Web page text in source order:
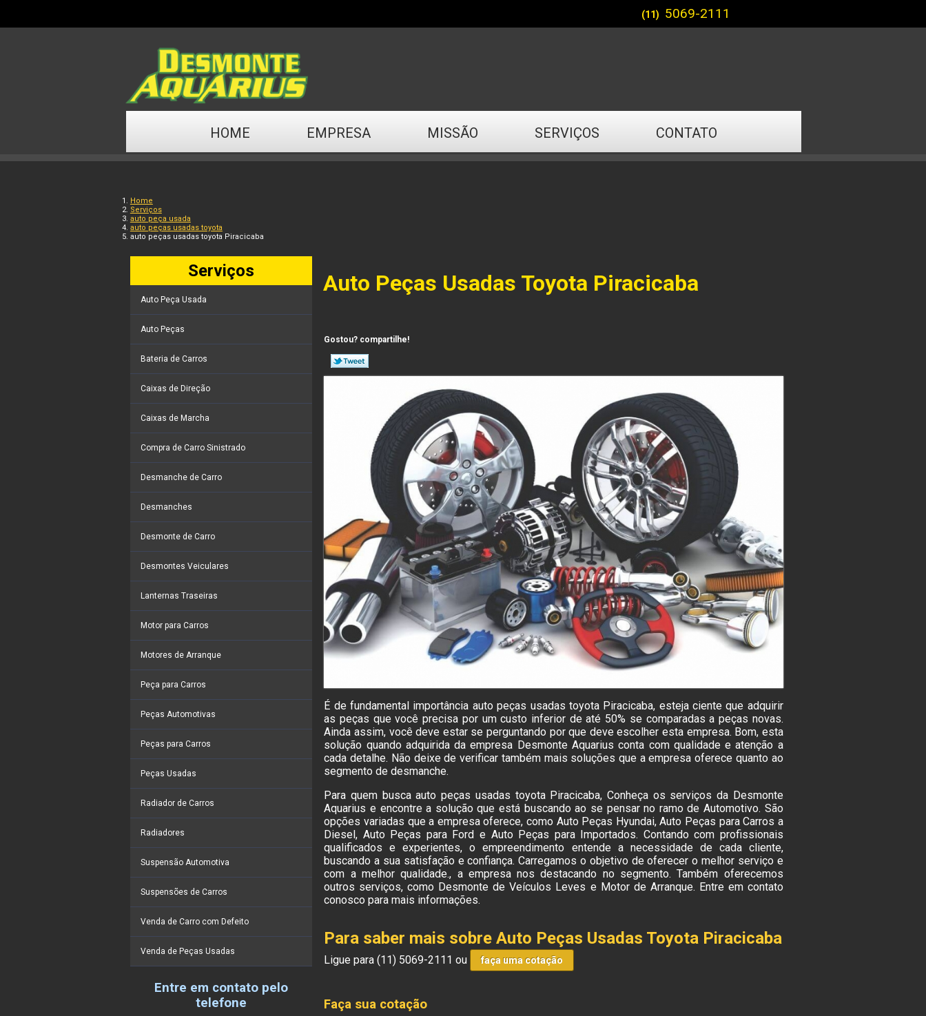
HOME EMPRESA MISSÃO SERVIÇOS CONTATO
(11) 5069-2111
Home
Serviços
auto peça usada
auto peças usadas toyota
auto peças usadas toyota Piracicaba
Serviços
Auto Peça Usada
Auto Peças
Bateria de Carros
Caixas de Direção
Caixas de Marcha
Compra de Carro Sinistrado
Desmanche de Carro
Desmanches
Desmonte de Carro
Desmontes Veiculares
Lanternas Traseiras
Motor para Carros
Motores de Arranque
Peça para Carros
Peças Automotivas
Peças para Carros
Peças Usadas
Radiador de Carros
Radiadores
Suspensão Automotiva
Suspensões de Carros
Venda de Carro com Defeito
Venda de Peças Usadas
Entre em contato pelo
telefone
Auto Peças Usadas Toyota Piracicaba
Gostou? compartilhe!
É de fundamental importância auto peças usadas toyota Piracicaba, esteja ciente que adquirir
as peças que você precisa por um custo inferior de até 50% se comparadas a peças novas.
Ainda assim, você deve estar se perguntando por que deve escolher esta empresa. Bom, esta
solução quando adquirida da empresa Desmonte Aquarius conta com qualidade e atenção a
cada detalhe. Não deixe de verificar também mais soluções que a empresa oferece quanto ao
segmento de desmanche.
Para quem busca auto peças usadas toyota Piracicaba, Conheça os serviços da Desmonte
Aquarius e encontre a solução que está buscando ao se pensar no ramo de Automotivo. São
opções variadas que a empresa oferece, como Auto Peças Hyundai, Auto Peças para Carros a
Diesel, Auto Peças para Ford e Auto Peças para Importados. Contando com profissionais
qualificados e experientes, o empreendimento entende a necessidade de cada cliente,
buscando a sua satisfação e confiança. Carregamos o objetivo de oferecer o melhor serviço e
com a melhor qualidade., a empresa nos destacando no segmento. Também oferecemos
outros serviços, como Desmonte de Veículos Leves e Motor de Arranque. Entre em contato
conosco para mais informações.
Para saber mais sobre Auto Peças Usadas Toyota Piracicaba
Ligue para(11) 5069-2111 ou faça uma cotação
Faça sua cotação